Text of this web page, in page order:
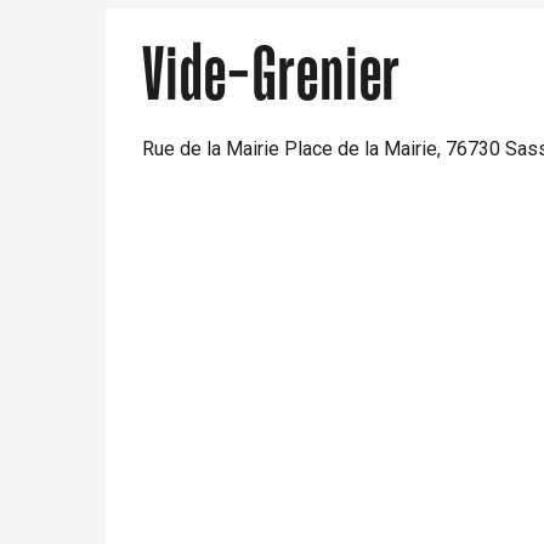
Vide-Grenier
Rue de la Mairie Place de la Mairie, 76730